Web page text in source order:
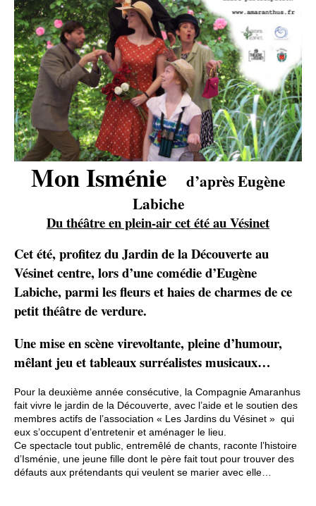
Mon Isménie
d’après Eugène
Labiche
Du théâtre en plein-air cet été au Vésinet
Cet été, profitez du Jardin de la Découverte au
Vésinet centre, lors d’une comédie d’Eugène
Labiche, parmi les fleurs et haies de charmes de ce
petit théâtre de verdure.
Une mise en scène virevoltante, pleine d’humour,
mêlant jeu et tableaux surréalistes musicaux…
Pour la deuxième année consécutive, la Compagnie Amaranhus
fait vivre le jardin de la Découverte, avec l’aide et le soutien des
membres actifs de l’association « Les Jardins du Vésinet » qui
eux s’occupent d’entretenir et aménager le lieu.
Ce spectacle tout public, entremêlé de chants, raconte l’histoire
d’Isménie, une jeune fille dont le père fait tout pour trouver des
défauts aux prétendants qui veulent se marier avec elle…